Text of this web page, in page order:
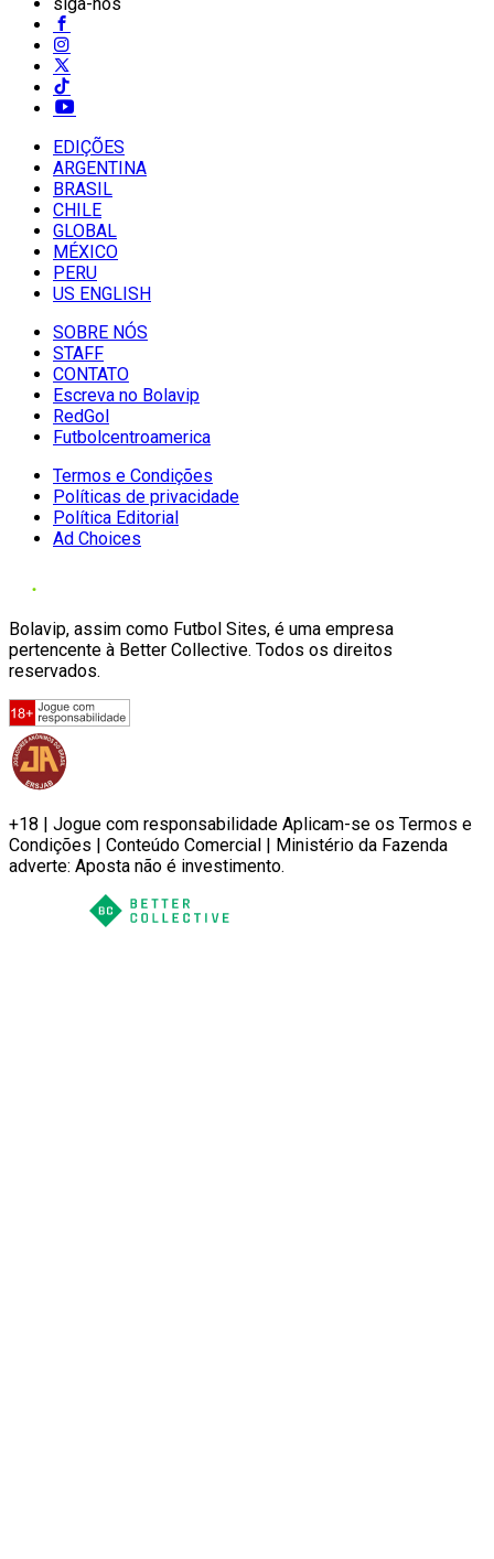
EDIÇÕES
ARGENTINA
BRASIL
CHILE
GLOBAL
MÉXICO
PERU
US ENGLISH
SOBRE NÓS
STAFF
CONTATO
Escreva no Bolavip
RedGol
Futbolcentroamerica
Termos e Condições
Políticas de privacidade
Política Editorial
Ad Choices
Bolavip, assim como Futbol Sites, é uma empresa
pertencente à Better Collective. Todos os direitos
reservados.
+18 | Jogue com responsabilidade Aplicam-se os Termos e
Condições | Conteúdo Comercial | Ministério da Fazenda
adverte: Aposta não é investimento.